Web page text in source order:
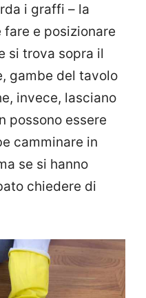
i graffi – la
e posizionare
si trova sopra il
gambe del tavolo
invece, lasciano
possono essere
camminare in
se si hanno
chiedere di